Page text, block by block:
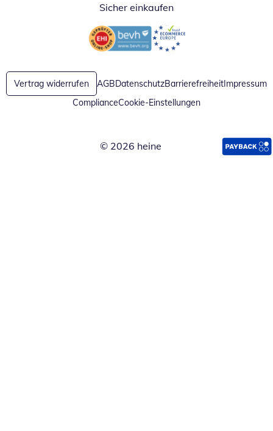
Sicher einkaufen
Öffnet in neuem FensterÖffnet in neuem Fenster
Vertrag widerrufen AGBDatenschutzBarrierefreiheitImpressum
ComplianceCookie-Einstellungen
© 2026 heine